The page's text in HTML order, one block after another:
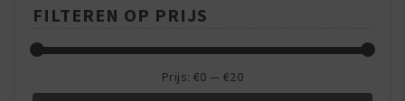
FILTEREN OP PRIJS
Prijs: €0 — €20